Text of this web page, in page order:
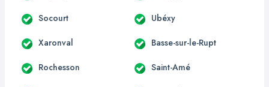
Socourt Ubéxy
Xaronval Basse-sur-le-Rupt
Rochesson Saint-Amé